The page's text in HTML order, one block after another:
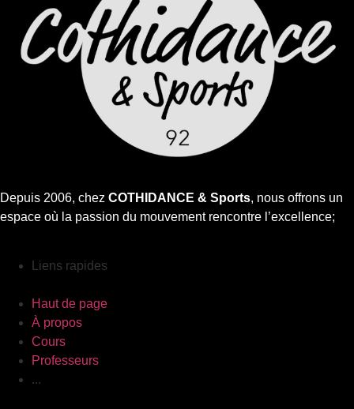
Depuis 2006, chez COTHIDANCE & Sports, nous offrons un
espace où la passion du mouvement rencontre l’excellence;
Liens rapides
Haut de page
À propos
Cours
Professeurs
...